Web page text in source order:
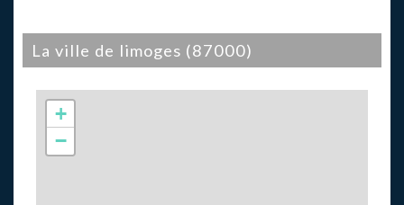
la ville de limoges (87000)
+
−